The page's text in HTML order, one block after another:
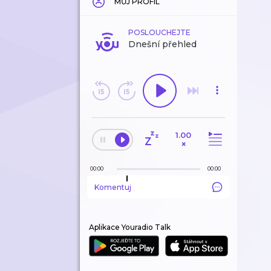
POSLOUCHEJTE
Dnešní přehled
1.00
×
00:00 00:00
Komentuj
Aplikace Youradio Talk